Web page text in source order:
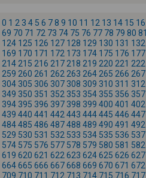
0 1 2 3 4 5 6 78 9 10 11 12 13 14 15 16
69 70 71 72 73 74 75 76 77 78 79 80 81
124 125 126 127 128 129 130 131 132
169 170 171 172 173 174 175 176 177
214 215 216 217 218 219 220 221 222
259 260 261 262 263 264 265 266 267
304 305 306 307 308 309 310 311 312
349 350 351 352 353 354 355 356 357
394 395 396 397 398 399 400 401 402
439 440 441 442 443 444445 446 447
484485 486 487488 489 490 491 492
529 530 531 532 533 534 535 536 537
574 575 576 577 578 579 580 581 582
619 620 621 622 623 624625 626 627
664665 666 667668 669 670 671 672
709 710 711 712 713 714 715 716 717